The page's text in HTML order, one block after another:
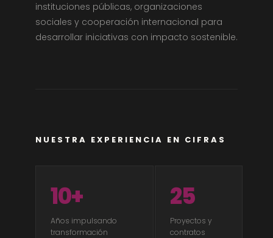
instituciones públicas, organizaciones
sociales y cooperación internacional para
desarrollar iniciativas con impacto sostenible.
NUESTRA EXPERIENCIA EN CIFRAS
10+
Años impulsando
transformación
25
Proyectos y
contratos